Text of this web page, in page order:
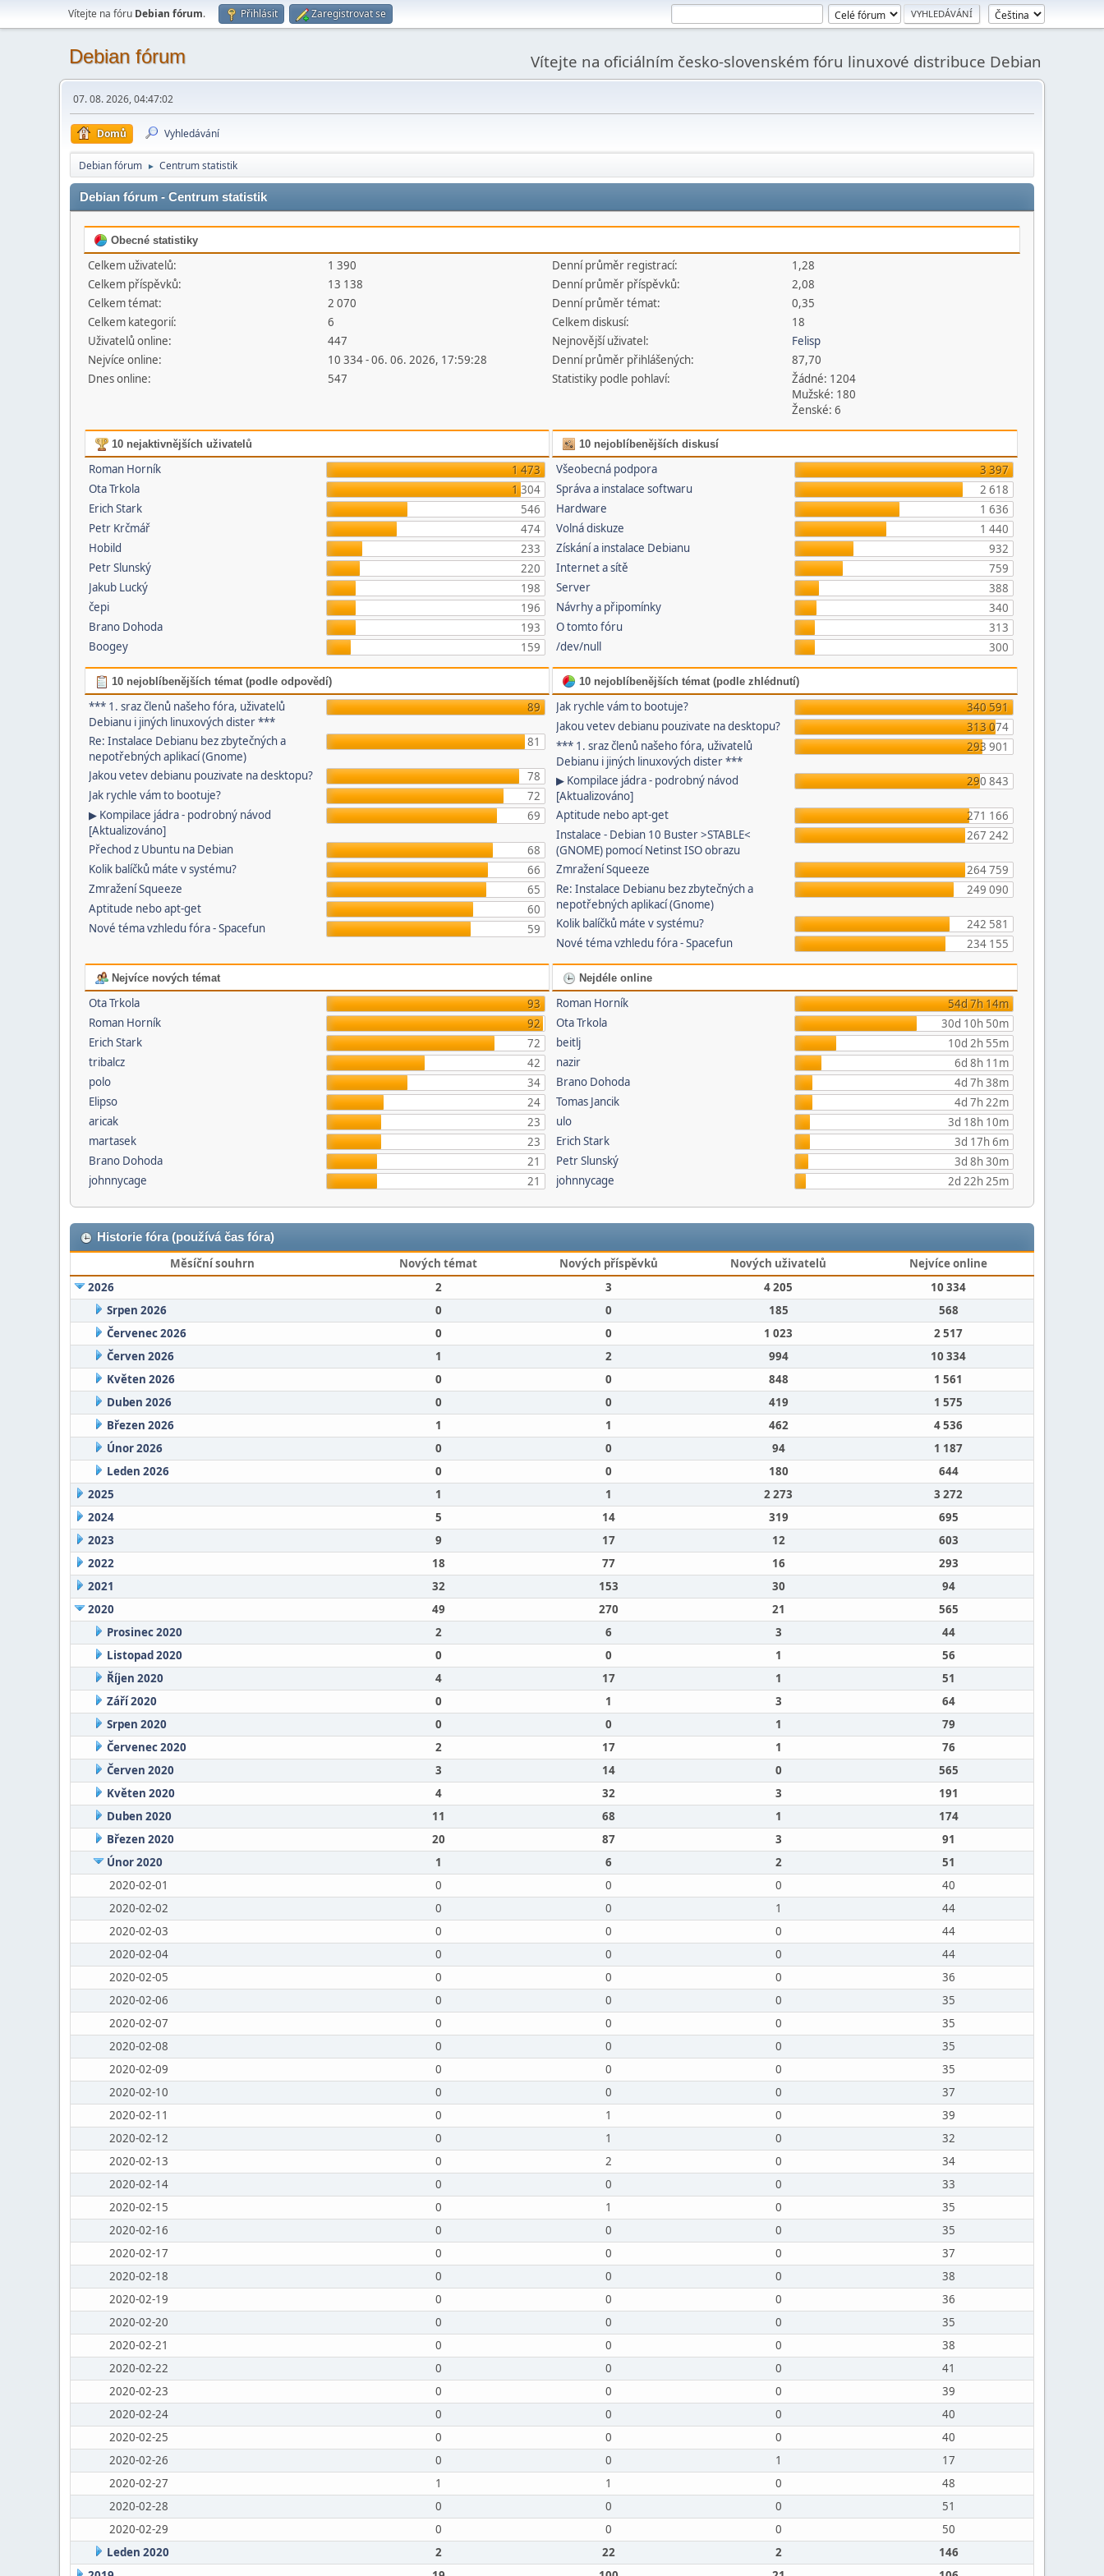
Vítejte na fóru Debian fórum. Přihlásit Zaregistrovat se
Debian fórum Vítejte na oficiálním česko-slovenském fóru linuxové distribuce Debian
07. 08. 2026, 04:47:02
Domů Vyhledávání
Debian fórum ► Centrum statistik
Debian fórum - Centrum statistik
Obecné statistiky
Celkem uživatelů:
1 390
Celkem příspěvků:
13 138
Celkem témat:
2 070
Celkem kategorií:
6
Uživatelů online:
447
Nejvíce online:
10 334 - 06. 06. 2026, 17:59:28
Dnes online:
547
Denní průměr registrací:
1,28
Denní průměr příspěvků:
2,08
Denní průměr témat:
0,35
Celkem diskusí:
18
Nejnovější uživatel:
Felisp
Denní průměr přihlášených:
87,70
Statistiky podle pohlaví:
Žádné: 1204
Mužské: 180
Ženské: 6
10 nejaktivnějších uživatelů
Roman Horník
1 473
Ota Trkola
1 304
Erich Stark
546
Petr Krčmář
474
Hobild
233
Petr Slunský
220
Jakub Lucký
198
čepi
196
Brano Dohoda
193
Boogey
159
10 nejoblíbenějších diskusí
Všeobecná podpora
3 397
Správa a instalace softwaru
2 618
Hardware
1 636
Volná diskuze
1 440
Získání a instalace Debianu
932
Internet a sítě
759
Server
388
Návrhy a připomínky
340
O tomto fóru
313
/dev/null
300
10 nejoblíbenějších témat (podle odpovědí)
*** 1. sraz členů našeho fóra, uživatelů
Debianu i jiných linuxových dister ***
89
Re: Instalace Debianu bez zbytečných a
nepotřebných aplikací (Gnome)
81
Jakou vetev debianu pouzivate na desktopu?
78
Jak rychle vám to bootuje?
72
▶ Kompilace jádra - podrobný návod
[Aktualizováno]
69
Přechod z Ubuntu na Debian
68
Kolik balíčků máte v systému?
66
Zmražení Squeeze
65
Aptitude nebo apt-get
60
Nové téma vzhledu fóra - Spacefun
59
10 nejoblíbenějších témat (podle zhlédnutí)
Jak rychle vám to bootuje?
340 591
Jakou vetev debianu pouzivate na desktopu?
313 074
*** 1. sraz členů našeho fóra, uživatelů
Debianu i jiných linuxových dister ***
293 901
▶ Kompilace jádra - podrobný návod
[Aktualizováno]
290 843
Aptitude nebo apt-get
271 166
Instalace - Debian 10 Buster >STABLE<
(GNOME) pomocí Netinst ISO obrazu
267 242
Zmražení Squeeze
264 759
Re: Instalace Debianu bez zbytečných a
nepotřebných aplikací (Gnome)
249 090
Kolik balíčků máte v systému?
242 581
Nové téma vzhledu fóra - Spacefun
234 155
Nejvíce nových témat
Ota Trkola
93
Roman Horník
92
Erich Stark
72
tribalcz
42
polo
34
Elipso
24
aricak
23
martasek
23
Brano Dohoda
21
johnnycage
21
Nejdéle online
Roman Horník
54d 7h 14m
Ota Trkola
30d 10h 50m
beitlj
10d 2h 55m
nazir
6d 8h 11m
Brano Dohoda
4d 7h 38m
Tomas Jancik
4d 7h 22m
ulo
3d 18h 10m
Erich Stark
3d 17h 6m
Petr Slunský
3d 8h 30m
johnnycage
2d 22h 25m
Historie fóra (používá čas fóra)
Měsíční souhrn Nových témat Nových příspěvků Nových uživatelů
Nejvíce online
2026
2 3 4 205
10 334
Srpen 2026
0 0 185
568
Červenec 2026
0 0 1 023
2 517
Červen 2026
1 2 994
10 334
Květen 2026
0 0 848
1 561
Duben 2026
0 0 419
1 575
Březen 2026
1 1 462
4 536
Únor 2026
0 0 94
1 187
Leden 2026
0 0 180
644
2025
1 1 2 273
3 272
2024
5 14 319
695
2023
9 17 12
603
2022
18 77 16
293
2021
32 153 30
94
2020
49 270 21
565
Prosinec 2020
2 6 3
44
Listopad 2020
0 0 1
56
Říjen 2020
4 17 1
51
Září 2020
0 1 3
64
Srpen 2020
0 0 1
79
Červenec 2020
2 17 1
76
Červen 2020
3 14 0
565
Květen 2020
4 32 3
191
Duben 2020
11 68 1
174
Březen 2020
20 87 3
91
Únor 2020
1 6 2
51
2020-02-01
0 0 0
40
2020-02-02
0 0 1
44
2020-02-03
0 0 0
44
2020-02-04
0 0 0
44
2020-02-05
0 0 0
36
2020-02-06
0 0 0
35
2020-02-07
0 0 0
35
2020-02-08
0 0 0
35
2020-02-09
0 0 0
35
2020-02-10
0 0 0
37
2020-02-11
0 1 0
39
2020-02-12
0 1 0
32
2020-02-13
0 2 0
34
2020-02-14
0 0 0
33
2020-02-15
0 1 0
35
2020-02-16
0 0 0
35
2020-02-17
0 0 0
37
2020-02-18
0 0 0
38
2020-02-19
0 0 0
36
2020-02-20
0 0 0
35
2020-02-21
0 0 0
38
2020-02-22
0 0 0
41
2020-02-23
0 0 0
39
2020-02-24
0 0 0
40
2020-02-25
0 0 0
40
2020-02-26
0 0 1
17
2020-02-27
1 1 0
48
2020-02-28
0 0 0
51
2020-02-29
0 0 0
50
Leden 2020
2 22 2
146